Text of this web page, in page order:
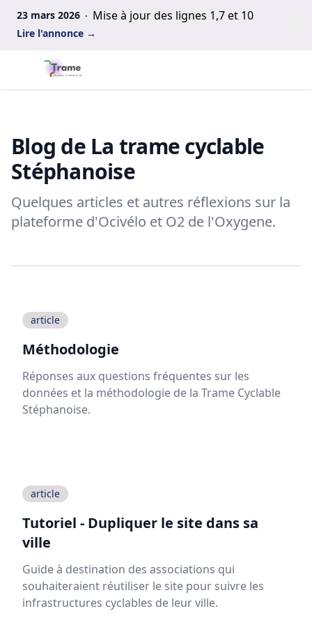
23 mars 2026 Mise à jour des lignes 1,7 et 10
Lire l'annonce →
Observatoire des politiques cyclables
Blog de La trame cyclable
Stéphanoise
Quelques articles et autres réflexions sur la
plateforme d'Ocivélo et O2 de l'Oxygene.
article
Méthodologie
Réponses aux questions fréquentes sur les
données et la méthodologie de la Trame Cyclable
Stéphanoise.
article
Tutoriel - Dupliquer le site dans sa
ville
Guide à destination des associations qui
souhaiteraient réutiliser le site pour suivre les
infrastructures cyclables de leur ville.